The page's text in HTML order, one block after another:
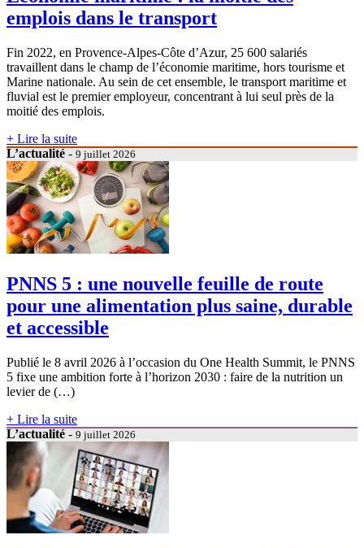
emplois dans le transport
Fin 2022, en Provence-Alpes-Côte d’Azur, 25 600 salariés
travaillent dans le champ de l’économie maritime, hors tourisme et
Marine nationale. Au sein de cet ensemble, le transport maritime et
fluvial est le premier employeur, concentrant à lui seul près de la
moitié des emplois.
+ Lire la suite
L’actualité - 9 juillet 2026
PNNS 5 : une nouvelle feuille de route
pour une alimentation plus saine, durable
et accessible
Publié le 8 avril 2026 à l’occasion du One Health Summit, le PNNS
5 fixe une ambition forte à l’horizon 2030 : faire de la nutrition un
levier de (…)
+ Lire la suite
L’actualité - 9 juillet 2026